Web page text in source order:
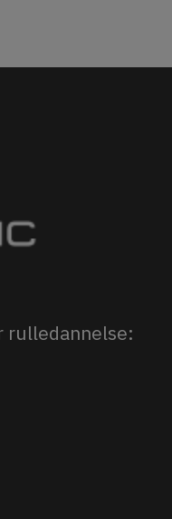
rulledannelse: